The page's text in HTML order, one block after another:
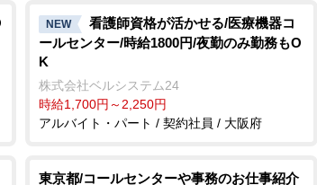
NEW
看護師資格が活かせる/医療機器コ
ールセンター/時給1800円/夜勤のみ勤務もO
K
株式会社ベルシステム24
時給1,700円～2,250円
アルバイト・パート / 契約社員 / 大阪府
東京都/コールセンターや事務のお仕事紹介